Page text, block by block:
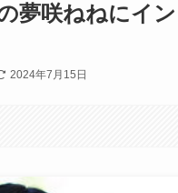
夢咲ねねにイ
2024年7月15日